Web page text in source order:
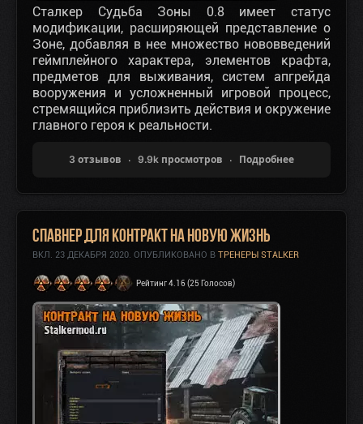
Сталкер Судьба Зоны 0.8 имеет статус
модификации, расширяющей представление о
Зоне, добавляя в нее множество нововведений
геймплейного характера, элементов крафта,
предметов для выживания, систем апгрейда
вооружения и усложненный игровой процесс,
стремящийся приблизить действия и окружение
главного героя к реальности.
3 отзывов 9.9k просмотров Подробнее
Спавнер для Контракт на Новую Жизнь
ВКЛ. 23 ДЕКАБРЯ 2020. ОПУБЛИКОВАНО В ТРЕНЕРЫ STALKER
Рейтинг 4.16 (25 Голосов)